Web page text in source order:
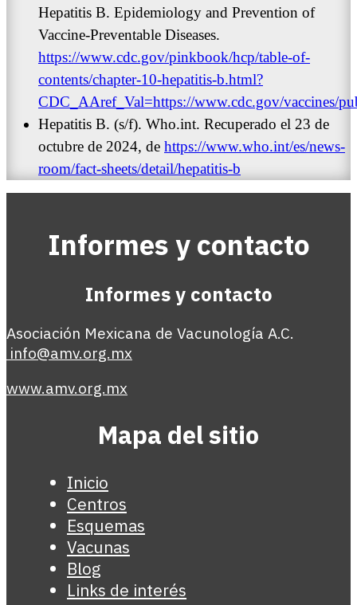
Hepatitis B. Epidemiology and Prevention of
Vaccine-Preventable Diseases.
https://www.cdc.gov/pinkbook/hcp/table-of-
contents/chapter-10-hepatitis-b.html?
CDC_AAref_Val=https://www.cdc.gov/vaccines/
Hepatitis B. (s/f). Who.int. Recuperado el 23 de
octubre de 2024, de https://www.who.int/es/news-
room/fact-sheets/detail/hepatitis-b
Informes y contacto
Informes y contacto
Asociación Mexicana de Vacunología A.C.
info@amv.org.mx
www.amv.org.mx
Mapa del sitio
Inicio
Centros
Esquemas
Vacunas
Blog
Links de interés